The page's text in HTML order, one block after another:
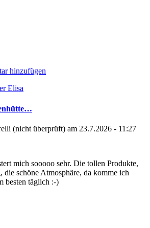
hinzufügen
(nicht überprüft) am 23.7.2026 - 11:27
mich sooooo sehr. Die tollen Produkte,
die schöne Atmosphäre, da komme ich
besten täglich :-)